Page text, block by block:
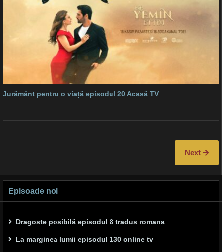
Jurământ pentru o viață episodul 20 Acasă TV
Next
Episoade noi
Dragoste posibilă episodul 8 tradus romana
La marginea lumii episodul 130 online tv